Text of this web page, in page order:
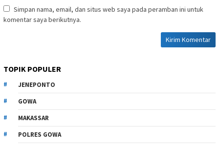
Simpan nama, email, dan situs web saya pada peramban ini untuk
komentar saya berikutnya.
TOPIK POPULER
JENEPONTO
GOWA
MAKASSAR
POLRES GOWA